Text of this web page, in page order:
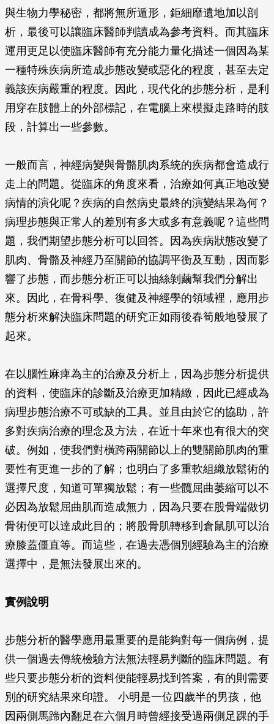
與生物力學秘密，都將無所遁形，鉅細靡遺地加以剖
析，最後可以讓臨床醫師判讀成為參考資料。而其臨床
運用更足以使臨床醫師有充分能力量化描述一個因為某
一種特殊疾病所造成步態改變或惡化的程度，甚至去定
義該疾病嚴重的程度。因此，現代化的步態分析，是利
用穿在肢體上的外部標記，在電腦上來模擬走路時的肢
段，計算出一些參數。
一般而言，神經病變與骨骼肌肉系統的疾病都會造成行
走上的問題。從臨床的角度來看，治療如何真正地改變
病情的演化呢？疾病的自然病史最終的演變結果為何？
病理步態與正常人的差別有多大或多有意義呢？這些問
題，我們期望步態分析可以回答。因為疾病狀態改變了
肌肉、骨骼及神經乃至關節的協調平衡及互動，因而影
響了步態，而步態分析正可以抽絲剝繭幫我們分解出
來。因此，在骨科學、復健及神經學的領域裡，應用步
態分析來解決臨床問題的研究正如雨後春筍般地發展了
起來。
在以腦性麻痺為主的治療及分析上，因為步態分析提供
的資料，使臨床的診斷及治療更加精緻，因此已經成為
病理步態治療不可或缺的工具。並且由於它的協助，許
多對疾病治療的理念及方法，在近十年來也有很大的突
破。例如，使我們對橫跨兩關節以上的雙關節肌肉的重
要性有更進一步的了解；也明白了多重軟組織放鬆術的
選擇尺度，知道可單獨放鬆；有一些髖屈曲萎縮可以不
必因為放鬆屈曲肌而造成無力，因為只要在股骨端做切
骨術便可以達成此目的；將股骨肌轉移到倉鼠肌可以治
療膝蓋僵直等。而這些，在過去憑個別經驗為主的治療
選擇中，是無法發展出來的。
實例說明
步態分析的醫學應用最重要的是能夠對每一個病例，提
供一個過去傳統檢驗方法無法輕易判斷的臨床問題。有
些只要步態分析的資料便能輕易找到答案，有的則需要
別的研究結果來印證。 小明是一位四歲半的男孩，他
因兩側馬蹄內翻足在六個月時曾經接受過兩側足踝的手